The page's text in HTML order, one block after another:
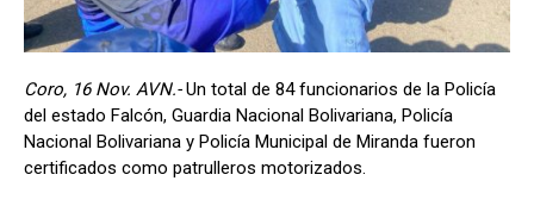
Coro, 16 Nov. AVN.-Un total de 84 funcionarios de la Policía
del estado Falcón, Guardia Nacional Bolivariana, Policía
Nacional Bolivariana y Policía Municipal de Miranda fueron
certificados como patrulleros motorizados.